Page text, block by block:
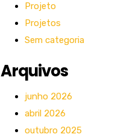
Projeto
Projetos
Sem categoria
Arquivos
junho 2026
abril 2026
outubro 2025